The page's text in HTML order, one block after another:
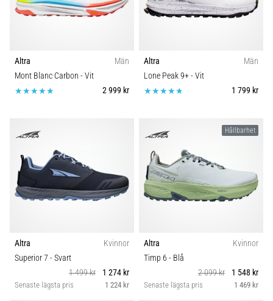
Altra
Män
Mont Blanc Carbon - Vit
2 999 kr
Altra
Män
Lone Peak 9+- Vit
1 799 kr
Altra
Kvinnor
Superior 7 - Svart
1 499 kr
1 274 kr
Senaste lägsta pris 1 224 kr
Hållbarhet
Altra
Kvinnor
Timp 6 - Blå
2 099 kr
1 548 kr
Senaste lägsta pris 1 469 kr